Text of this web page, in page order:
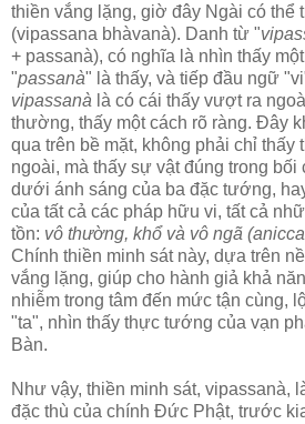
thiền vắng lặng, giờ đây Ngài có thể
(vipassana bhàvanà). Danh từ "
+ passanà), có nghĩa là nhìn thấy
"passanà" là thấy, và tiếp đầu ngữ
vipassanà là có cái thấy vượt ra
thường, thấy một cách rõ ràng. Ðây
qua trên bề mặt, không phải chỉ thấy
ngoài, mà thấy sự vật đúng trong bối
dưới ánh sáng của ba đặc tướng,
của tất cả các pháp hữu vi, tất cả
tồn: vô thường, khổ và vô ngã
Chính thiền minh sát này, dựa trên
vắng lặng, giúp cho hành giả khả
nhiễm trong tâm đến mức tận cùng,
"ta", nhìn thấy thực tướng của vạn
Bàn.
Như vậy, thiền minh sát, vipassanà,
đặc thù của chính Ðức Phật, trước